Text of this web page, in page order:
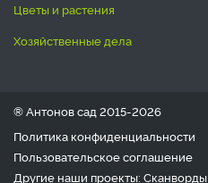
цветы и растения
хозяйственные дела
® Антонов сад 2015-2026
Политика конфиденциальности
Пользовательское соглашение
Другие наши проекты: Сканворды